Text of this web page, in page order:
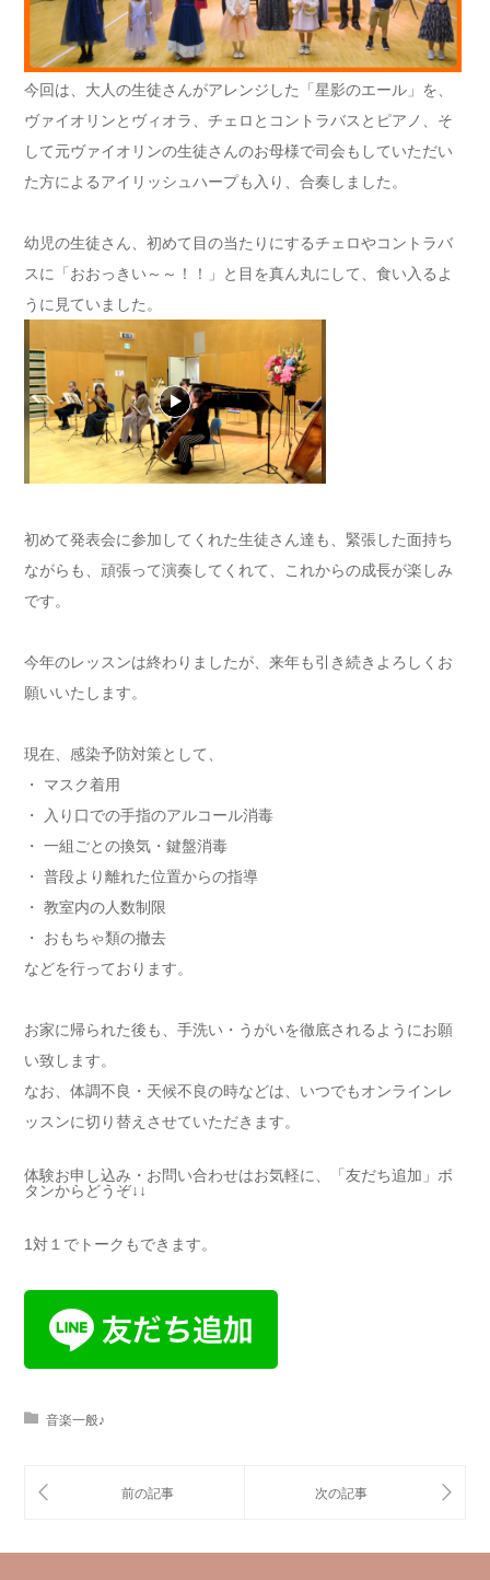
今回は、大人の生徒さんがアレンジした「星影のエール」を、
ヴァイオリンとヴィオラ、チェロとコントラバスとピアノ、そ
して元ヴァイオリンの生徒さんのお母様で司会もしていただい
た方によるアイリッシュハープも入り、合奏しました。
幼児の生徒さん、初めて目の当たりにするチェロやコントラバ
スに「おおっきい～～！！」と目を真ん丸にして、食い入るよ
うに見ていました。
初めて発表会に参加してくれた生徒さん達も、緊張した面持ち
ながらも、頑張って演奏してくれて、これからの成長が楽しみ
です。
今年のレッスンは終わりましたが、来年も引き続きよろしくお
願いいたします。
現在、感染予防対策として、
・ マスク着用
・ 入り口での手指のアルコール消毒
・ 一組ごとの換気・鍵盤消毒
・ 普段より離れた位置からの指導
・ 教室内の人数制限
・ おもちゃ類の撤去
などを行っております。
お家に帰られた後も、手洗い・うがいを徹底されるようにお願
い致します。
なお、体調不良・天候不良の時などは、いつでもオンラインレ
ッスンに切り替えさせていただきます。
体験お申し込み・お問い合わせはお気軽に、「友だち追加」ボ
タンからどうぞ↓↓
1対１でトークもできます。
音楽一般♪